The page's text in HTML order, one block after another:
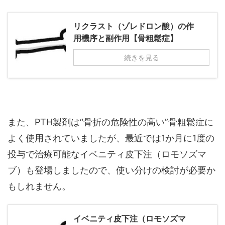
リクラスト（ゾレドロン酸）の作
用機序と副作用【骨粗鬆症】
続きを見る
また、PTH製剤は“骨折の危険性の高い”骨粗鬆症に
よく使用されていましたが、最近では1か月に1度の
投与で治療可能なイベニティ皮下注（ロモソズマ
ブ）も登場しましたので、使い分けの検討が必要か
もしれません。
イベニティ皮下注（ロモソズマ